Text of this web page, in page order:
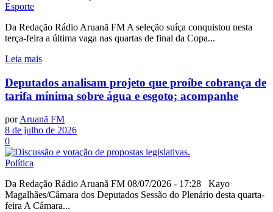
Esporte
Da Redação Rádio Aruanã FM A seleção suíça conquistou nesta
terça-feira a última vaga nas quartas de final da Copa...
Leia mais
Deputados analisam projeto que proíbe cobrança de
tarifa mínima sobre água e esgoto; acompanhe
por Aruanã FM
8 de julho de 2026
0
Política
Da Redação Rádio Aruanã FM 08/07/2026 - 17:28 Kayo
Magalhães/Câmara dos Deputados Sessão do Plenário desta quarta-
feira A Câmara...